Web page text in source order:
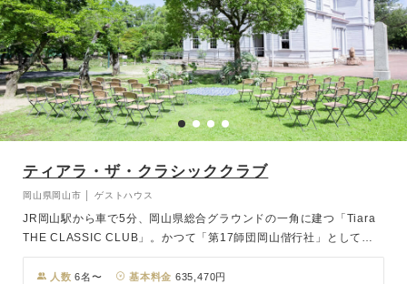
ティアラ・ザ・クラシッククラブ
岡山県岡山市 │ ゲストハウス
JR岡山駅から車で5分、岡山県総合グラウンドの一角に建つ「Tiara
THE CLASSIC CLUB」。かつて「第17師団岡山偕行社」として旧
陸軍の将校集会所だった洋館は、100余年を経た現在では結婚式場と
してはもちろん、市民の憩いの場として活躍し続けています。風と光
人数 6名〜 基本料金 635,470円